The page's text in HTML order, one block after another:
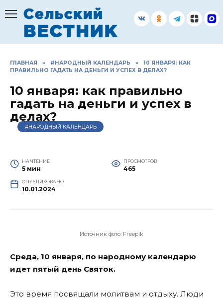
содержанию
ГЛАВНАЯ » #НАРОДНЫЙ КАЛЕНДАРЬ »
10 ЯНВАРЯ: КАК
ПРАВИЛЬНО ГАДАТЬ НА ДЕНЬГИ И УСПЕХ В ДЕЛАХ?
10 января: как правильно
гадать на деньги и успех в
делах?
#НАРОДНЫЙ КАЛЕНДАРЬ
НА ЧТЕНИЕ
5 мин
ПРОСМОТРОВ
465
ОПУБЛИКОВАНО
10.01.2024
Источник фото: Freepik
Среда, 10 января, по народному календарю
идет пятый день Святок.
Это время посвящали молитвам и отдыху. Люди